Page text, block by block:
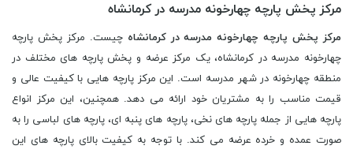
مرکز پخش پارچه چهارخونه مدرسه در کرمانشاه
مرکز پخش پارچه چهارخونه مدرسه در کرمانشاه چیست. مرکز پخش پارچه
چهارخونه مدرسه در کرمانشاه، یک مرکز عرضه و پخش پارچه های مختلف در
منطقه چهارخونه در شهر مدرسه است. این مرکز پارچه هایی با کیفیت عالی و
قیمت مناسب را به مشتریان خود ارائه می دهد. همچنین، این مرکز انواع
پارچه هایی از جمله پارچه های نخی، پارچه های پنبه ای، پارچه های لباسی را به
صورت عمده و خرده عرضه می کند. با توجه به کیفیت بالای پارچه های این